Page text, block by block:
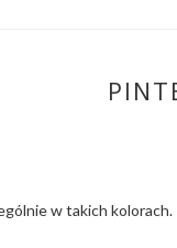
w takich kolorach.